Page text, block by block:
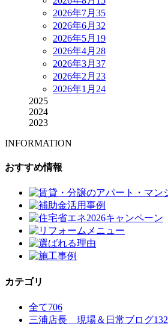
2026年7月 35
2026年6月 32
2026年5月 19
2026年4月 28
2026年3月 37
2026年2月 23
2026年1月 24
2025
2024
2023
INFORMATION
おすすめ情報
カテゴリ
全て706
三浦店長 現場＆日常ブログ132